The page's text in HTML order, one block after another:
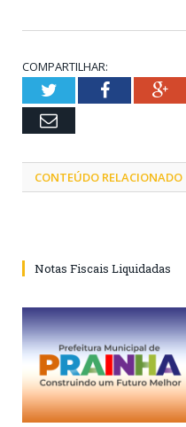
COMPARTILHAR:
TwitterFacebook
Email
CONTEÚDO RELACIONADO
Notas Fiscais Liquidadas